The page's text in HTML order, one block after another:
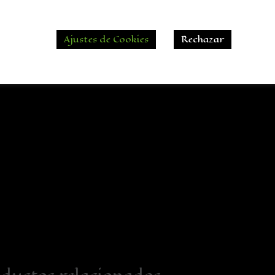
plástico Naranja con
tu decoración de Halloween con estos
Ajustes de Cookies Rechazar